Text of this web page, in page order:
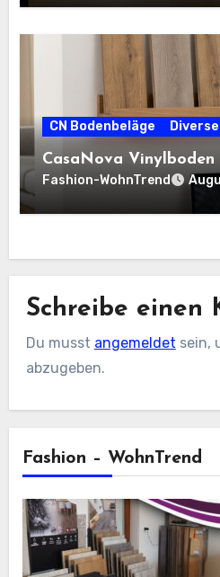
CN Bodenbeläge
CasaNova Vinylboden
Fashion-WohnTrend
Schreibe einen
Du musst angemeldet sein,
abzugeben.
Fashion – WohnTrend